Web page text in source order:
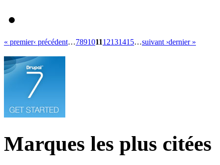
« premier‹ précédent…789101112131415…suivant ›dernier »
Marques les plus citées